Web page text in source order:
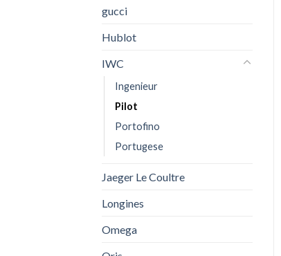
gucci
Hublot
IWC
Ingenieur
Pilot
Portofino
Portugese
Jaeger Le Coultre
Longines
Omega